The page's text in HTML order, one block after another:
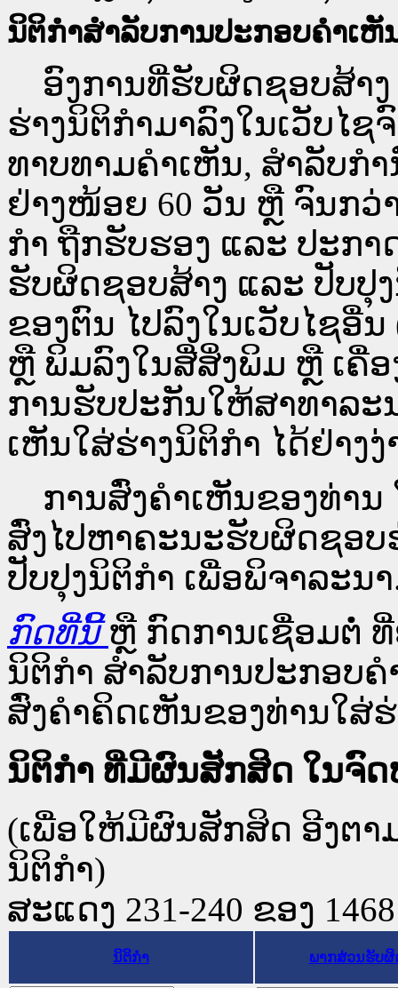
ນິຕິກຳສຳລັບການປະກອບຄຳເຫັ
ອົງການທີ່ຮັບຜິດຊອບສ້າງ
ຮ່າງນິຕິກຳມາລົງໃນ​ເວັບ​ໄ
ທາບທາມຄຳເຫັນ, ສໍາລັບກໍ
ຢ່າງໜ້ອຍ 60 ວັນ ຫຼື ຈົນກ
ກໍາ ຖືກຮັບຮອງ ແລະ ປະກ
ຮັບຜິດຊອບສ້າງ ແລະ ປັບປຸ
ຂອງຕົນ ໄປລົງໃນ​ເວັບ​ໄຊ​ອື່
ຫຼື ພິມລົງໃນສື່ສິ່ງພິມ ຫຼື ເຄື່
ການຮັບປະກັນໃຫ້ສາທາລະ
ເຫັນໃສ່ຮ່າງນິຕິກຳ ໄດ້ຢ່າງ
ການສົ່ງຄໍາເຫັນຂອງທ່ານ
ສົ່ງໄປຫາຄະນະຮັບຜິດຊອບ
ປັບປຸງນິຕິກຳ ເພື່ອພິຈາລະນ
ກົດທີ່ນີ້ ຫຼື ກົດການເຊື່ອມຕໍ່ ທີ່
ນິຕິກໍາ ສໍາລັບການປະກອບ
ສົ່ງຄຳຄິດເຫັນຂອງທ່ານໃສ່
ນິຕິກໍາ ທີ່ມີຜົນສັກສິດ ໃນຈົ
(ເພື່ອໃຫ້ມີຜົນສັກສິດ ອີງຕ
ນິຕິກໍາ)
ສະແດງ 231-240 ຂອງ
ນິຕິກໍາ ພາກສ່ວນຮັບຜິ